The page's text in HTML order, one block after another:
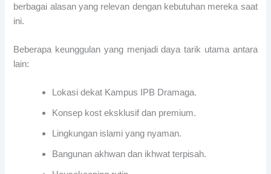
berbagai alasan yang relevan dengan kebutuhan mereka saat
ini.
Beberapa keunggulan yang menjadi daya tarik utama antara
lain:
Lokasi dekat Kampus IPB Dramaga.
Konsep kost eksklusif dan premium.
Lingkungan islami yang nyaman.
Bangunan akhwan dan ikhwat terpisah.